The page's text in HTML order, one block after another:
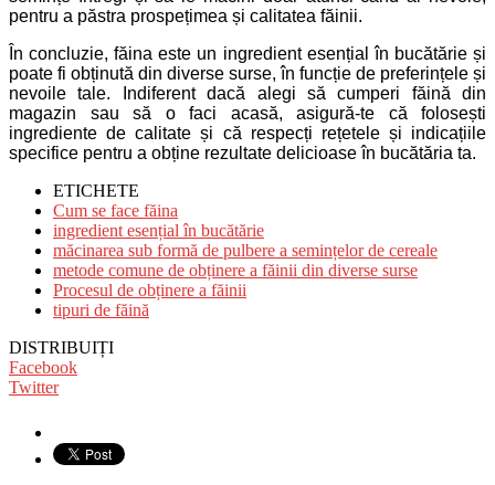
pentru a păstra prospețimea și calitatea făinii.
În concluzie, făina este un ingredient esențial în bucătărie și
poate fi obținută din diverse surse, în funcție de preferințele și
nevoile tale. Indiferent dacă alegi să cumperi făină din
magazin sau să o faci acasă, asigură-te că folosești
ingrediente de calitate și că respecți rețetele și indicațiile
specifice pentru a obține rezultate delicioase în bucătăria ta.
ETICHETE
Cum se face făina
ingredient esențial în bucătărie
măcinarea sub formă de pulbere a semințelor de cereale
metode comune de obținere a făinii din diverse surse
Procesul de obținere a făinii
tipuri de făină
DISTRIBUIȚI
Facebook
Twitter